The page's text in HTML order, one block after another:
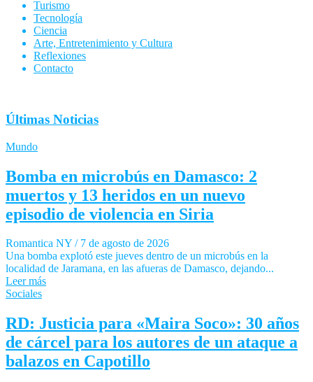
Turismo
Tecnología
Ciencia
Arte, Entretenimiento y Cultura
Reflexiones
Contacto
Últimas Noticias
Mundo
Bomba en microbús en Damasco: 2
muertos y 13 heridos en un nuevo
episodio de violencia en Siria
Romantica NY / 7 de agosto de 2026
Una bomba explotó este jueves dentro de un microbús en la
localidad de Jaramana, en las afueras de Damasco, dejando...
Leer más
Sociales
RD: Justicia para «Maira Soco»: 30 años
de cárcel para los autores de un ataque a
balazos en Capotillo